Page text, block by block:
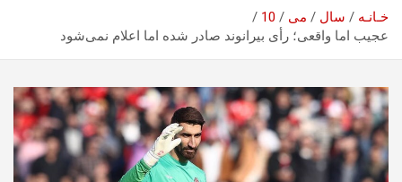
خـانـه سال می
10
عجیب اما واقعی؛ رأی بیرانوند صادر شده اما اعلام نمی‌شود